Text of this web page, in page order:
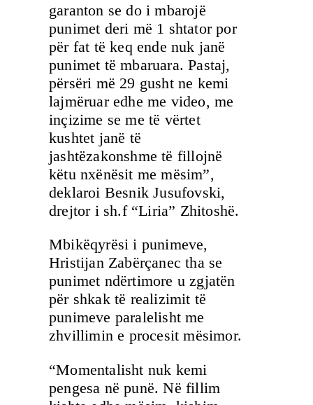
garanton se do i mbarojë
punimet deri më 1 shtator por
për fat të keq ende nuk janë
punimet të mbaruara. Pastaj,
përsëri më 29 gusht ne kemi
lajmëruar edhe me video, me
inçizime se me të vërtet
kushtet janë të
jashtëzakonshme të fillojnë
këtu nxënësit me mësim”,
deklaroi Besnik Jusufovski,
drejtor i sh.f “Liria” Zhitoshë.
Mbikëqyrësi i punimeve,
Hristijan Zabërçanec tha se
punimet ndërtimore u zgjatën
për shkak të realizimit të
punimeve paralelisht me
zhvillimin e procesit mësimor.
“Momentalisht nuk kemi
pengesa në punë. Në fillim